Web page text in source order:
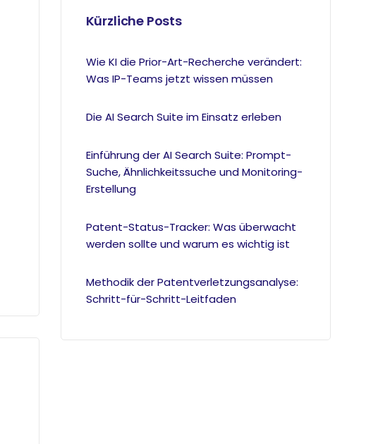
Kürzliche Posts
Wie KI die Prior-Art-Recherche verändert:
Was IP-Teams jetzt wissen müssen
Die AI Search Suite im Einsatz erleben
Einführung der AI Search Suite: Prompt-
Suche, Ähnlichkeitssuche und Monitoring-
Erstellung
Patent-Status-Tracker: Was überwacht
werden sollte und warum es wichtig ist
Methodik der Patentverletzungsanalyse:
Schritt-für-Schritt-Leitfaden